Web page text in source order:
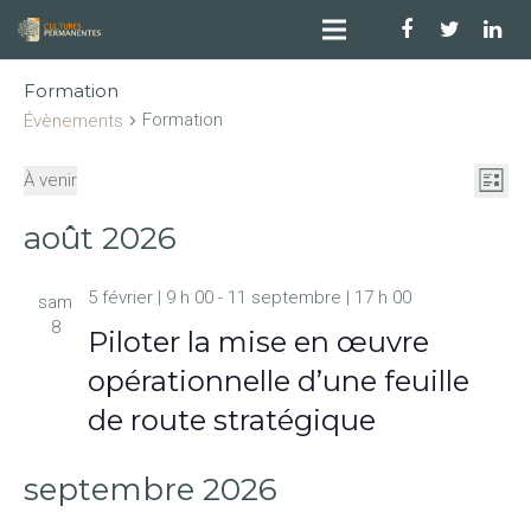
Formation
Évènements Formation
Liste
À venir
une
août 2026
sam
8
5 février | 9 h 00- 11 septembre | 17 h 00
Piloter la mise en œuvre
opérationnelle d’une feuille
de route stratégique
septembre 2026